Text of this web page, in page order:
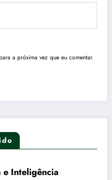
a próxima vez que eu comentar.